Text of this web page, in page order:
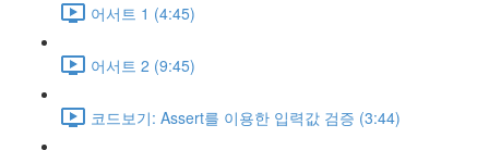
어서트 1 (4:45)
어서트 2 (9:45)
코드보기: Assert를 이용한 입력값 검증 (3:44)